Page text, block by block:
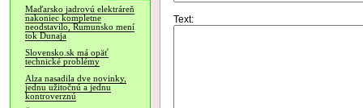
Maďarsko jadrovú elektráreň
nakoniec kompletne
neodstavilo, Rumunsko mení
tok Dunaja
Slovensko.sk má opäť
technické problémy
Alza nasadila dve novinky,
jednu užitočnú a jednu
kontroverznú
Text: